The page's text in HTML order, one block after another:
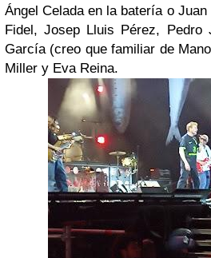
Ángel Celada en la batería o
Fidel, Josep Lluis Pérez, Pedro
García (creo que familiar de
Miller y Eva Reina.